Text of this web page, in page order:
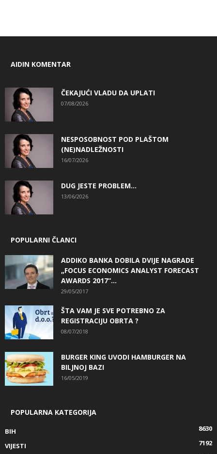
AIDIN KOMENTAR
ČEKAJUĆI VLADU DA UPLATI
07/08/2026
NESPOSOBNOST POD PLAŠTOM
(NE)NADLEŽNOSTI
16/07/2026
DUG JESTE PROBLEM…
13/06/2026
POPULARNI ČLANCI
ADDIKO BANKA DOBILA DVIJE NAGRADE
„FOCUS ECONOMICS ANALYST FORECAST
AWARDS 2017“...
29/05/2017
ŠTA VAM JE SVE POTREBNO ZA
REGISTRACIJU OBRTA ?
08/07/2018
BURGER KING UVODI HAMBURGER NA
BILJNOJ BAZI
16/05/2019
POPULARNA KATEGORIJA
BIH
8630
VIJESTI
7192